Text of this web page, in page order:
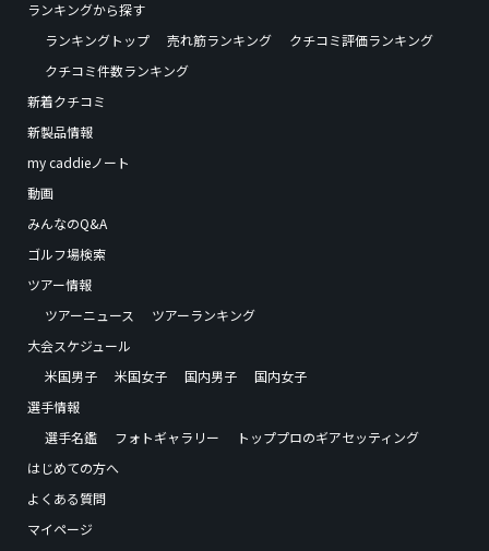
ランキングから探す
ランキングトップ
売れ筋ランキング
クチコミ評価ランキング
クチコミ件数ランキング
新着クチコミ
新製品情報
my caddieノート
動画
みんなのQ&A
ゴルフ場検索
ツアー情報
ツアーニュース
ツアーランキング
大会スケジュール
米国男子
米国女子 国内男子
国内女子
選手情報
選手名鑑
フォトギャラリー
トッププロのギアセッティング
はじめての方へ
よくある質問
マイページ